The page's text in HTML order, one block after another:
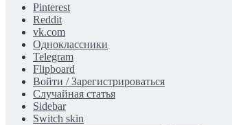
Pinterest
Reddit
vk.com
Одноклассники
Telegram
Flipboard
Войти / Зарегистрироваться
Случайная статья
Sidebar
Switch skin